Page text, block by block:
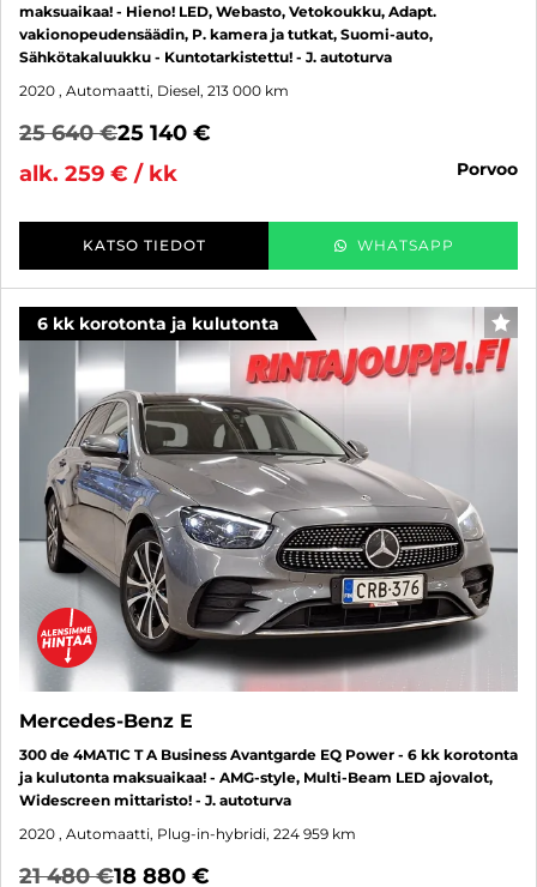
maksuaikaa! - Hieno! LED, Webasto, Vetokoukku, Adapt.
vakionopeudensäädin, P. kamera ja tutkat, Suomi-auto,
Sähkötakaluukku - Kuntotarkistettu! - J. autoturva
2020 , Automaatti, Diesel, 213 000 km
25 640 €25 140 €
alk. 259 € / kk
porvoo
KATSO TIEDOT WHATSAPP
6 kk korotonta ja kulutonta
Mercedes-Benz E
300 de 4MATIC T A Business Avantgarde EQ Power - 6 kk korotonta
ja kulutonta maksuaikaa! - AMG-style, Multi-Beam LED ajovalot,
Widescreen mittaristo! - J. autoturva
2020 , Automaatti, Plug-in-hybridi, 224 959 km
21 480 €18 880 €